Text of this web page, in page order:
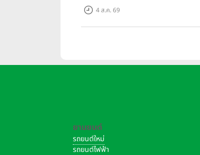
ในงานนี้ได้รับเกียรติจา
พิธีส่งมอบรถ JAECOO
HEV SMART ราคาเริ่มต้น 3.59 ลบ.
4 ส.ค. 69
ยานยนต์
รถยนต์ใหม่
รถยนต์ไฟฟ้า